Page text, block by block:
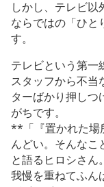
しかし、テレビ
ならではの「ひと
す。
テレビという第一
スタッフから不当
ターばかり押しつ
がちです。
**「『置かれた場
んどい。そんな
と語るヒロシさん。
我慢を重ねてふん